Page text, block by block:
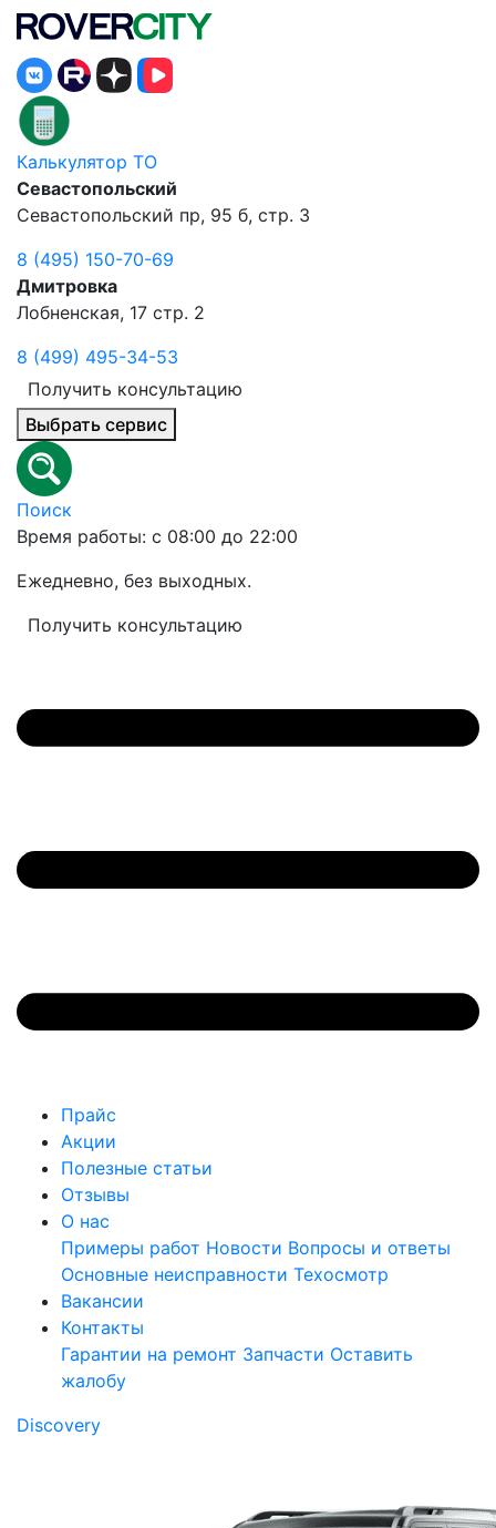
Калькулятор ТО
Севастопольский
Севастопольский пр, 95 б, стр. 3
8 (495) 150-70-69
Дмитровка
Лобненская, 17 стр. 2
8 (499) 495-34-53
Получить консультацию
Выбрать сервис
Поиск
Время работы: с 08:00 до 22:00
Ежедневно, без выходных.
Получить консультацию
Прайс
Акции
Полезные статьи
Отзывы
О нас
Примеры работ Новости Вопросы и ответы
Основные неисправности Техосмотр
Вакансии
Контакты
Гарантии на ремонт Запчасти Оставить
жалобу
Discovery